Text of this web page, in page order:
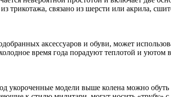
трикотажа, связано из шерсти или акрила,
аксессуаров и обуви, может
время года порадуют теплотой и
укороченные модели выше колена можно